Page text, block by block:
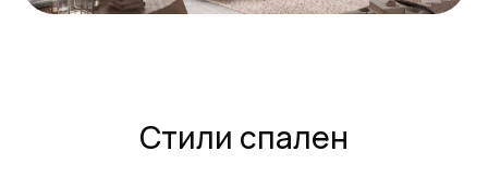
Стили спален